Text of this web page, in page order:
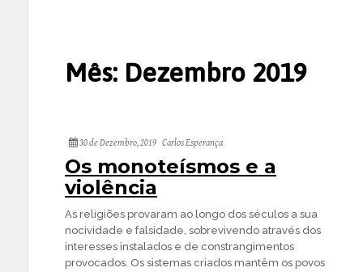
Mês: Dezembro 2019
30 de Dezembro, 2019 Carlos Esperança
Os monoteísmos e a
violência
As religiões provaram ao longo dos séculos a sua
nocividade e falsidade, sobrevivendo através dos
interesses instalados e de constrangimentos
provocados. Os sistemas criados mantêm os povos